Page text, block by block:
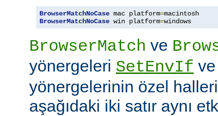
BrowserMatchNoCase mac platform=
BrowserMatchNoCase win platform=windows
BrowserMatch ve
yönergeleri SetEnvIf
yönergelerinin özel
aşağıdaki iki satır aynı